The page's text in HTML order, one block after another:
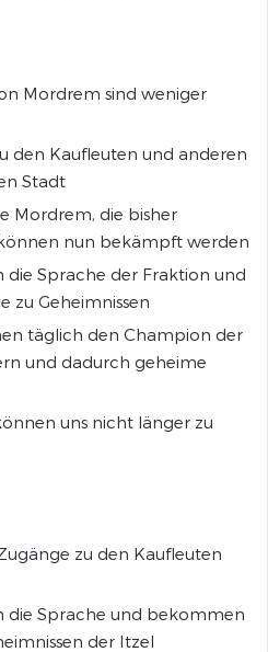
Mordrem sind weniger
den Kaufleuten und anderen
Stadt
Mordrem, die bisher
nun bekämpft werden
die Sprache der Fraktion und
zu Geheimnissen
täglich den Champion der
und dadurch geheime
uns nicht länger zu
zu den Kaufleuten
die Sprache und bekommen
der Itzel